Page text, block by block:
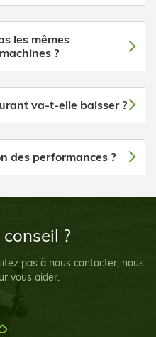
les mêmes
?
va-t-elle baisser ?
des performances ?
?
pas à nous contacter, nous
vous aider.